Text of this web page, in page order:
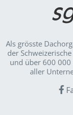
Als grösste
der
und über 600 000
aller